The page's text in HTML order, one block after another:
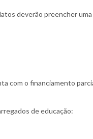
deverão preencher uma
com o financiamento
de educação: